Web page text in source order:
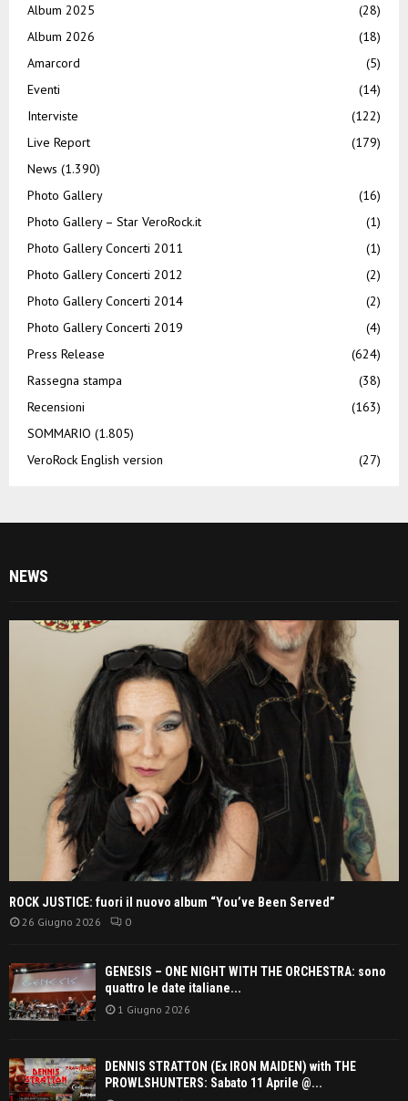
Album 2025
(28)
Album 2026
(18)
Amarcord
(5)
Eventi
(14)
Interviste
(122)
Live Report
(179)
News (1.390)
Photo Gallery
(16)
Photo Gallery – Star VeroRock.it
(1)
Photo Gallery Concerti 2011
(1)
Photo Gallery Concerti 2012
(2)
Photo Gallery Concerti 2014
(2)
Photo Gallery Concerti 2019
(4)
Press Release
(624)
Rassegna stampa
(38)
Recensioni
(163)
SOMMARIO (1.805)
VeroRock English version
(27)
NEWS
ROCK JUSTICE: fuori il nuovo album “You’ve Been Served”
26 Giugno 2026 0
GENESIS – ONE NIGHT WITH THE ORCHESTRA: sono
quattro le date italiane...
1 Giugno 2026
DENNIS STRATTON (Ex IRON MAIDEN) with THE
PROWLSHUNTERS: Sabato 11 Aprile @...